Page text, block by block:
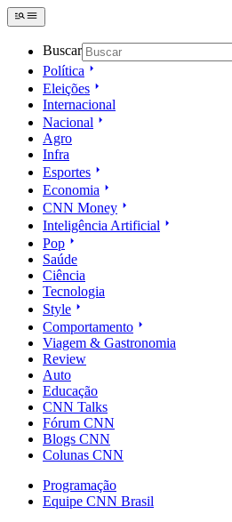
Buscar
Política
Eleições
Internacional
Nacional
Agro
Infra
Esportes
Economia
CNN Money
Inteligência Artificial
Pop
Saúde
Ciência
Tecnologia
Style
Comportamento
Viagem & Gastronomia
Review
Auto
Educação
CNN Talks
Fórum CNN
Blogs CNN
Colunas CNN
Programação
Equipe CNN Brasil